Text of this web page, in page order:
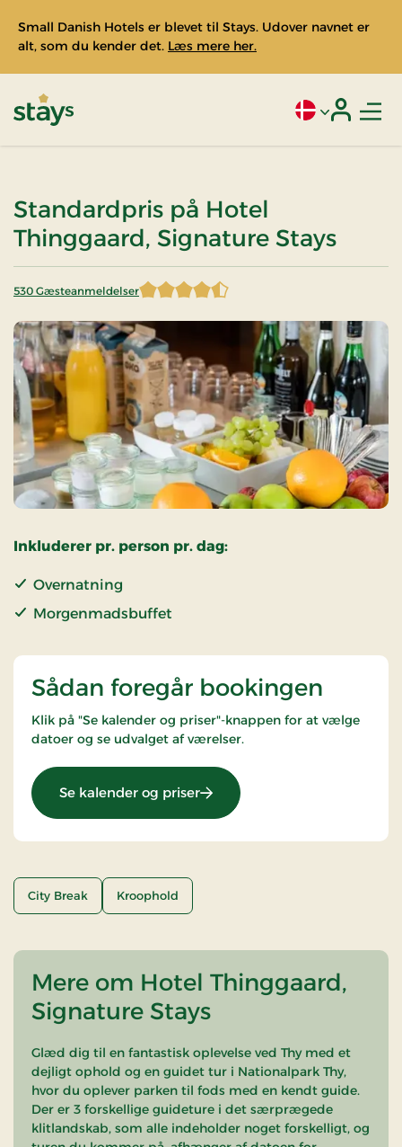
Small Danish Hotels er blevet til Stays. Udover navnet er
alt, som du kender det. Læs mere her.
Aktivt sprog:
Standardpris på Hotel
Thinggaard, Signature Stays
530 Gæsteanmeldelser
4,548113 af 5 stjerner
Inkluderer pr. person pr. dag:
Overnatning
Morgenmadsbuffet
Sådan foregår bookingen
Klik på "Se kalender og priser"-knappen for at vælge
datoer og se udvalget af værelser.
Se kalender og priser: Standardpris
City Break Kroophold
Mere om Hotel Thinggaard,
Signature Stays
Glæd dig til en fantastisk oplevelse ved Thy med et
dejligt ophold og en guidet tur i Nationalpark Thy,
hvor du oplever parken til fods med en kendt guide.
Der er 3 forskellige guideture i det særprægede
klitlandskab, som alle indeholder noget forskelligt, og